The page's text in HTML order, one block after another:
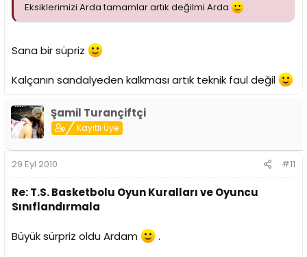
Eksiklerimizi Arda tamamlar artık değilmi Arda
.
Sana bir süpriz
Kalçanın sandalyeden kalkması artık teknik faul değil
Şamil Turançiftçi
Kayıtlı Üye
29 Eyl 2010 #11
Re: T.S. Basketbolu Oyun Kuralları ve Oyuncu
Sınıflandırmala
Büyük sürpriz oldu Ardam
.